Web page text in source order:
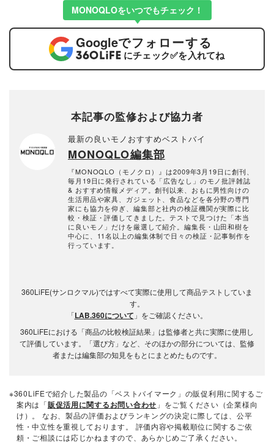
MONOQLOをいつでもチェック！
Googleでフォローする
にチェック✅を入れてね
本記事の監修および協力者
最新の良いモノおすすめベストバイ
MONOQLO編集部
『MONOQLO（モノクロ）』は2009年3月19日に創刊、
毎月19日に発行されている「広告なし」のモノ批評雑誌
& おすすめ情報メディア。創刊以来、おもに男性向けの
生活用品や家具、ガジェット、食品などを各分野の専門
家にも協力を仰ぎ、編集部と社内の検証機関が実際に比
較・検証・評価してきました。テストで見つけた「本当
に良いモノ」だけを厳選して紹介。編集長・山田和樹を
中心に、11名以上の編集体制で日々の検証・記事制作を
行っています。
360LiFE(サンロクマル)ではすべて実際に使用して商品テストしていま
す。
「LAB.360について 」をご確認ください。
360LiFEにおける「商品の比較検証結果」は監修者と共に実際に使用し
て評価しています。「選び方」など、そのほかの部分については、監修
者または編集部の知見をもとにまとめたものです。
※360LiFEで紹介した製品の「ベストバイマーク」の販促利用に関するご
案内は「販促活用に関するお問い合わせ 」をご覧ください（企業様向
け）。 なお、製品の評価およびランキングの決定に際しては、公平
性・中立性を重視しております。 評価内容や掲載順位に関するご依
頼・ご相談には応じかねますので、あらかじめご了承ください。